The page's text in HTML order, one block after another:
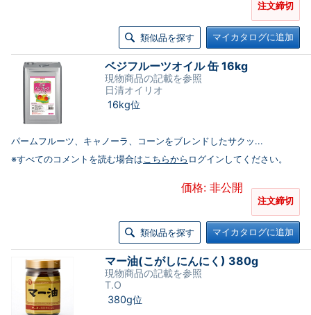
注文締切
類似品を探す マイカタログに追加
ベジフルーツオイル 缶 16kg
現物商品の記載を参照
日清オイリオ
16kg位
パームフルーツ、キャノーラ、コーンをブレンドしたサクッ...
※すべてのコメントを読む場合はこちらから ログインしてください。
価格: 非公開
注文締切
類似品を探す マイカタログに追加
マー油(こがしにんにく) 380g
現物商品の記載を参照
T.O
380g位